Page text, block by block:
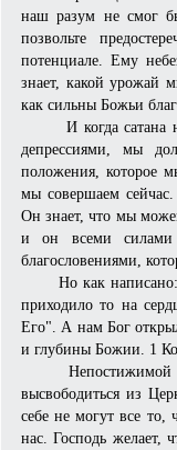
наш разум не смог
позвольте
потенциале. Ему
знает, какой урожай
как сильны Божьи
И когда сатана
депрессиями, мы
положения, которое
мы совершаем
Он знает, что мы
и он всеми силами
благословениями,
Но как написано:
приходило то на
Его". А нам Бог
и глубины Божии. 1
Непостижимой
высвободиться из
себе не могут все то,
нас. Господь желает,